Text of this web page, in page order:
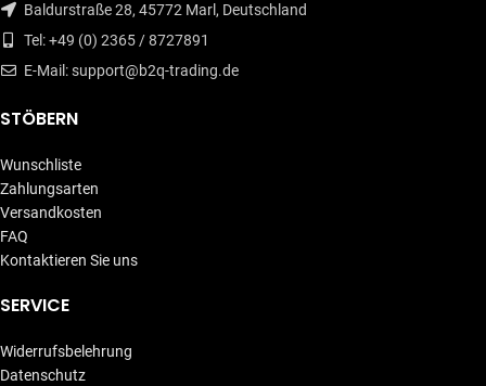
Baldurstraße 28, 45772 Marl, Deutschland
Tel: +49 (0) 2365 / 8727891
E-Mail: support@b2q-trading.de
STÖBERN
Wunschliste
Zahlungsarten
Versandkosten
FAQ
Kontaktieren Sie uns
SERVICE
Widerrufsbelehrung
Datenschutz